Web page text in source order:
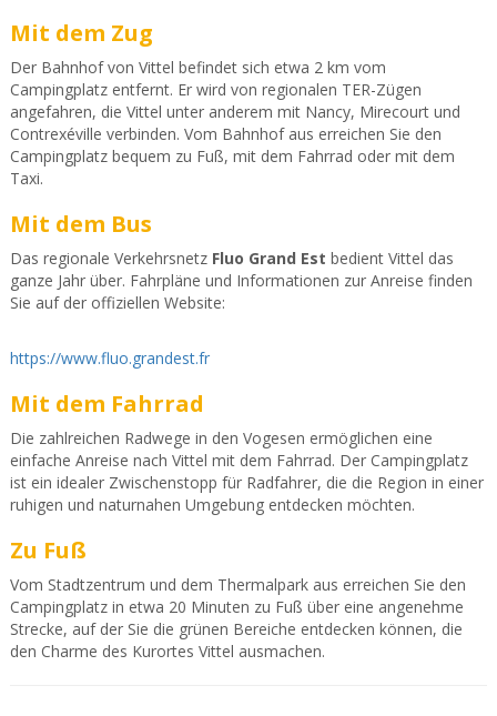
Mit dem Zug
Der Bahnhof von Vittel befindet sich etwa 2 km vom
Campingplatz entfernt. Er wird von regionalen TER-Zügen
angefahren, die Vittel unter anderem mit Nancy, Mirecourt und
Contrexéville verbinden. Vom Bahnhof aus erreichen Sie den
Campingplatz bequem zu Fuß, mit dem Fahrrad oder mit dem
Taxi.
Mit dem Bus
Das regionale Verkehrsnetz Fluo Grand Est bedient Vittel das
ganze Jahr über. Fahrpläne und Informationen zur Anreise finden
Sie auf der offiziellen Website:
https://www.fluo.grandest.fr
Mit dem Fahrrad
Die zahlreichen Radwege in den Vogesen ermöglichen eine
einfache Anreise nach Vittel mit dem Fahrrad. Der Campingplatz
ist ein idealer Zwischenstopp für Radfahrer, die die Region in einer
ruhigen und naturnahen Umgebung entdecken möchten.
Zu Fuß
Vom Stadtzentrum und dem Thermalpark aus erreichen Sie den
Campingplatz in etwa 20 Minuten zu Fuß über eine angenehme
Strecke, auf der Sie die grünen Bereiche entdecken können, die
den Charme des Kurortes Vittel ausmachen.